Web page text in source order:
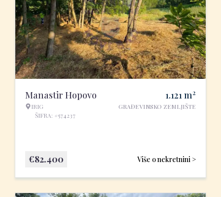
Manastir Hopovo
IRIG
ŠIFRA: #574237
1.121m2
GRAĐEVINSKO ZEMLJIŠTE
Više o nekretnini >
€82.400